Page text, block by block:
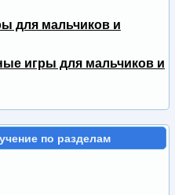
для мальчиков и
игры для мальчиков и
по разделам